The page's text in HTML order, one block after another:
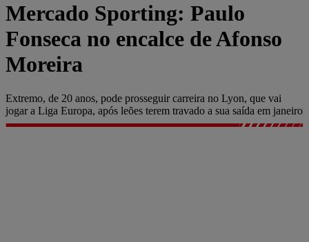
Mercado Sporting: Paulo
Fonseca no encalce de Afonso
Moreira
Extremo, de 20 anos, pode prosseguir carreira no Lyon, que vai
jogar a Liga Europa, após leões terem travado a sua saída em janeiro